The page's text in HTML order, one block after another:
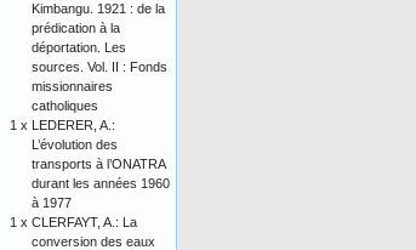
Kimbangu. 1921 : de la
prédication à la
déportation. Les
sources. Vol. II : Fonds
missionnaires
catholiques
1 x LEDERER, A.:
L’évolution des
transports à l’ONATRA
durant les années 1960
à 1977
1 x CLERFAYT, A.: La
conversion des eaux